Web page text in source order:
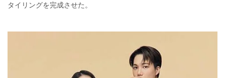
タイリングを完成させた。